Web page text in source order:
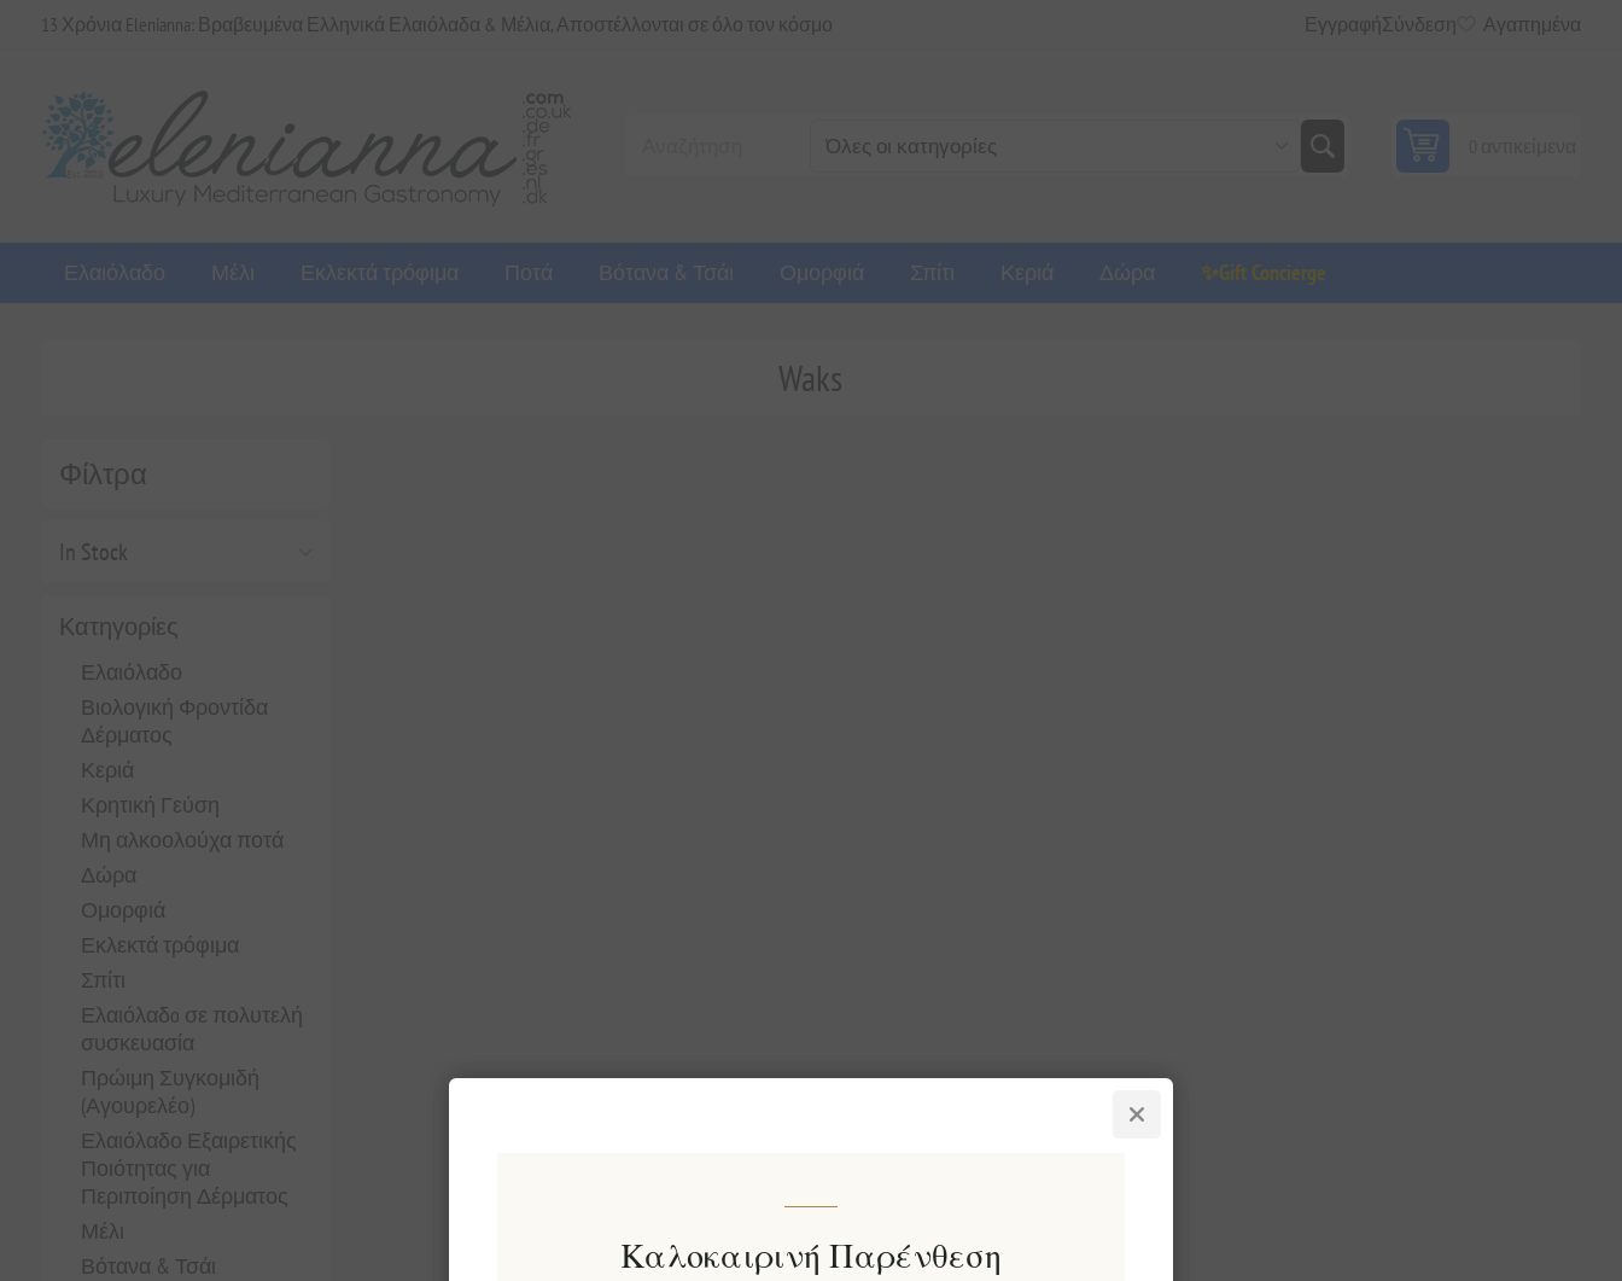
13 Χρόνια Elenianna: Βραβευμένα Ελληνικά Ελαιόλαδα & Μέλια, Αποστέλλονται σε όλο τον κόσμο ΕγγραφήΣύνδεση Αγαπημένα
Ελαιόλαδο Μέλι Εκλεκτά τρόφιμα Ποτά Βότανα & Τσάι Ομορφιά Σπίτι Κεριά Δώρα ✨Gift Concierge
Φίλτρα
In Stock
Κατηγορίες
Ελαιόλαδο
Βιολογική Φροντίδα
Δέρματος
Κεριά
Κρητική Γεύση
Μη αλκοολούχα ποτά
Δώρα
Ομορφιά
Εκλεκτά τρόφιμα
Σπίτι
Ελαιόλαδo σε πολυτελή
συσκευασία
Πρώιμη Συγκομιδή
(Αγουρελέο)
Ελαιόλαδο Εξαιρετικής
Ποιότητας για
Περιποίηση Δέρματος
Μέλι
Βότανα & Τσάι
Waks
Καλοκαιρινή Παρένθεση